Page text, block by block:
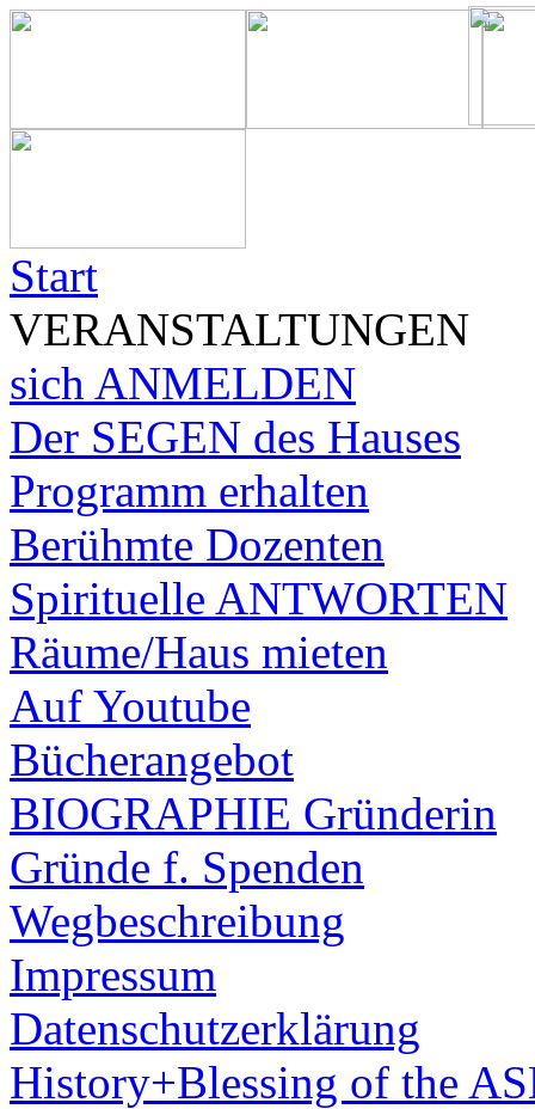
Start
VERANSTALTUNGEN
sich ANMELDEN
Der SEGEN des Hauses
Programm erhalten
Berühmte Dozenten
Spirituelle ANTWORTEN
Räume/Haus mieten
Auf Youtube
Bücherangebot
BIOGRAPHIE Gründerin
Gründe f. Spenden
Wegbeschreibung
Impressum
Datenschutzerklärung
History+Blessing of the